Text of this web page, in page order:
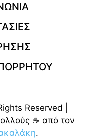
Reserved |
☕ από τον
.